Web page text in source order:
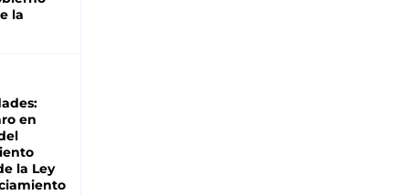
la
en
la Ley